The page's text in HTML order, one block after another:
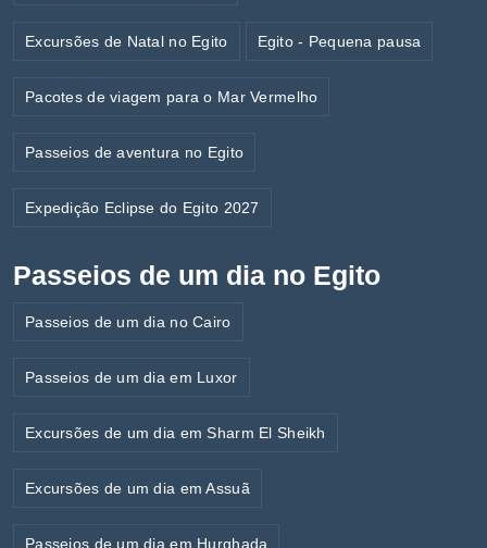
Excursões de Natal no Egito Egito - Pequena pausa
Pacotes de viagem para o Mar Vermelho
Passeios de aventura no Egito
Expedição Eclipse do Egito 2027
Passeios de um dia no Egito
Passeios de um dia no Cairo
Passeios de um dia em Luxor
Excursões de um dia em Sharm El Sheikh
Excursões de um dia em Assuã
Passeios de um dia em Hurghada